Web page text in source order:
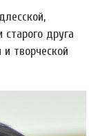
друга
творческой